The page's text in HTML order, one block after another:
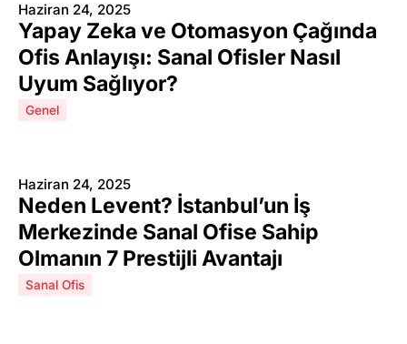
Haziran 24, 2025
Yapay Zeka ve Otomasyon Çağında
Ofis Anlayışı: Sanal Ofisler Nasıl
Uyum Sağlıyor?
Genel
Haziran 24, 2025
Neden Levent? İstanbul’un İş
Merkezinde Sanal Ofise Sahip
Olmanın 7 Prestijli Avantajı
Sanal Ofis